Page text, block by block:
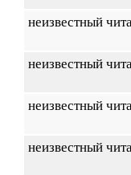
неизвестный
неизвестный
неизвестный
неизвестный